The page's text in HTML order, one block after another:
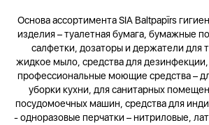
Основа ассортимента SIA Baltpapīrs
изделия – туалетная бумага, бумажные
салфетки, дозаторы и держатели для
жидкое мыло, средства для
профессиональные моющие средства –
уборки кухни, для санитарных
посудомоечных машин, средства для
- одноразовые перчатки – нитриловые,